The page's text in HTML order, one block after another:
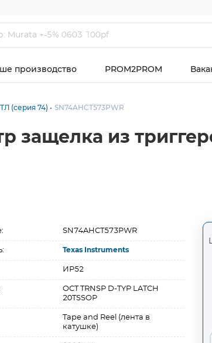
производство PROM2PROM
(серия 74) SN74AHCT573PWR
защелка из
SN74AHCT573PWR
Texas Instruments
ИР52
OCT TRNSP D-TYP LATCH
20TSSOP
Tape and Reel (лента в
катушке)